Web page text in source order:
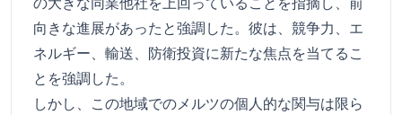
向きな進展があったと強調した。彼は、競争力、エ
ネルギー、輸送、防衛投資に新たな焦点を当てるこ
とを強調した。
しかし、この地域でのメルツの個人的な関与は限ら